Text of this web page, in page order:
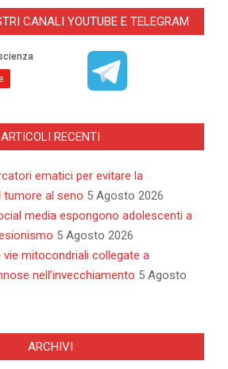
CANALI YOUTUBE E TELEGRAM
ARTICOLI RECENTI
ematici per evitare la
tumore al seno 5 Agosto 2026
media espongono adolescenti a
5 Agosto 2026
vie mitocondriali collegate a
nell’invecchiamento 5 Agosto
ARCHIVI